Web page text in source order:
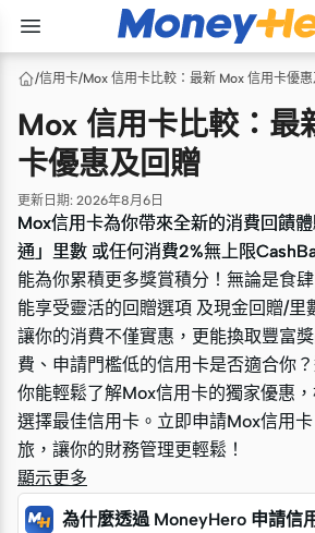
/信用卡/Mox 信用卡比較：最新 Mox 信用卡優
Mox 信用卡比較：最
卡優惠及回贈
更新日期: 2026年8月6日
Mox信用卡為你帶來全新的消費回饋
通」里數 或任何消費2%無上限
能為你累積更多獎賞積分！無論是食
能享受靈活的回贈選項 及現金回贈/里
讓你的消費不僅實惠，更能換取豐富
費、申請門檻低的信用卡是否適合你
你能輕鬆了解Mox信用卡的獨家優惠
選擇最佳信用卡。立即申請Mox信用
旅，讓你的財務管理更輕鬆！
Mox信用卡為你帶來全新的消費回饋
通」里數 或任何消費2%無上限
能為你累積更多獎賞積分！無論是食
能享受靈活的回贈選項 及現金回贈/里
讓你的消費不僅實惠，更能換取豐富
費、申請門檻低的信用卡是否適合你
你能輕鬆了解Mox信用卡的獨家優惠
選擇最佳信用卡。立即申請Mox信用
旅，讓你的財務管理更輕鬆！
顯示更多
為什麼透過 MoneyHero 申請信